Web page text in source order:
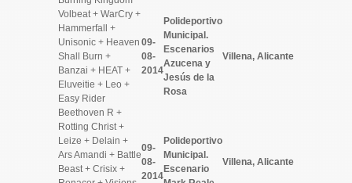
Volbeat + WarCry +
Hammerfall +
Unisonic + Heaven
Shall Burn +
Banzai + HEAT +
Eluveitie + Leo +
Easy Rider
09-
08-
2014
Polideportivo
Municipal.
Escenarios
Azucena y
Jesús de la
Rosa
Villena, Alicante
Beethoven R +
Rotting Christ +
Leize + Delain +
Ars Amandi + Battle
Beast + Crisix +
09-
08-
2014
Polideportivo
Municipal.
Escenario
Villena, Alicante